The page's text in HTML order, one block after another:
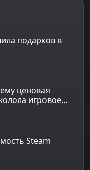
подарков в
ценовая
игровое
Steam